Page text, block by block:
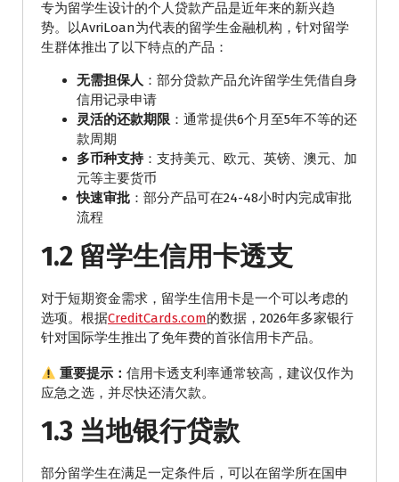
专为留学生设计的个人贷款产品是近年来的新兴趋
势。以AvriLoan为代表的留学生金融机构，针对留学
生群体推出了以下特点的产品：
无需担保人 ：部分贷款产品允许留学生凭借自身
信用记录申请
灵活的还款期限 ：通常提供6个月至5年不等的还
款周期
多币种支持：支持美元、欧元、英镑、澳元、加
元等主要货币
快速审批 ：部分产品可在24-48小时内完成审批
流程
1.2 留学生信用卡透支
对于短期资金需求，留学生信用卡是一个可以考虑的
选项。根据CreditCards.com的数据，2026年多家银行
针对国际学生推出了免年费的首张信用卡产品。
重要提示：信用卡透支利率通常较高，建议仅作为
应急之选，并尽快还清欠款。
1.3 当地银行贷款
部分留学生在满足一定条件后，可以在留学所在国申